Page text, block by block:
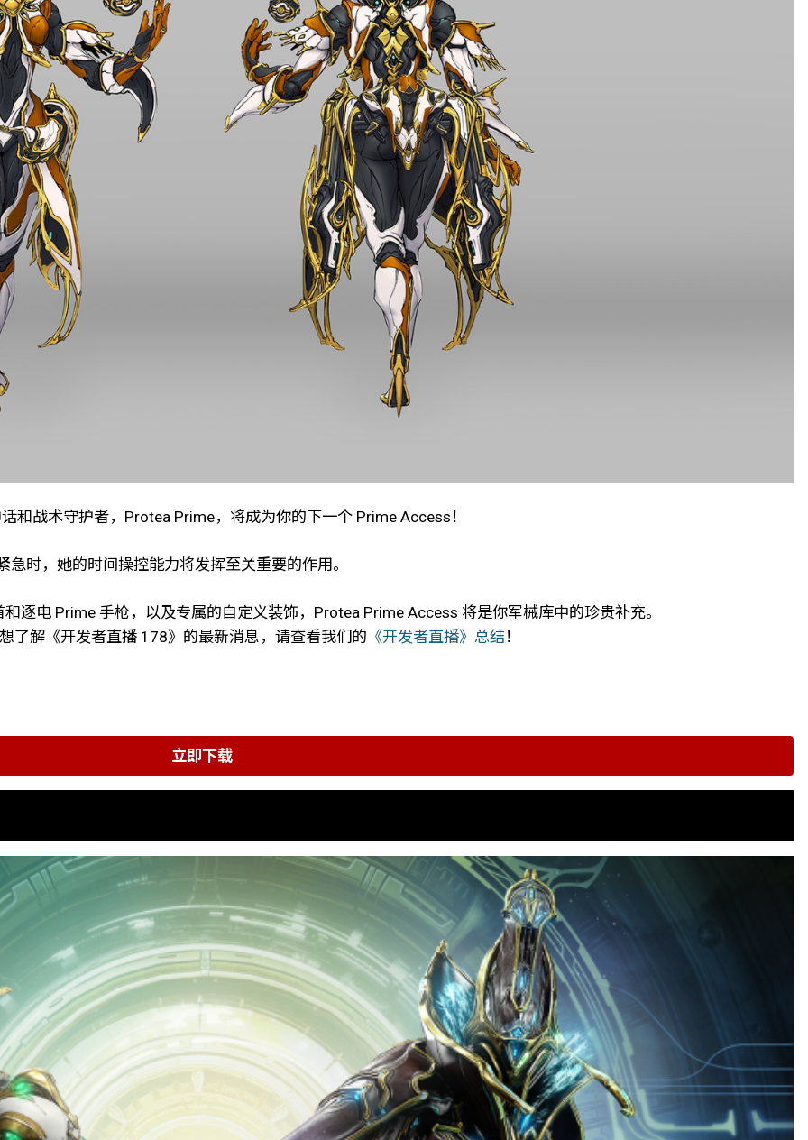
和战术守护者，Protea Prime，将成为你的下一个 Prime Access！
时，她的时间操控能力将发挥至关重要的作用。
逐电 Prime 手枪，以及专属的自定义装饰，Protea Prime Access 将是你军械库中的珍贵补充。
了解《开发者直播 178》的最新消息，请查看我们的 《开发者直播》总结 ！
立即下载